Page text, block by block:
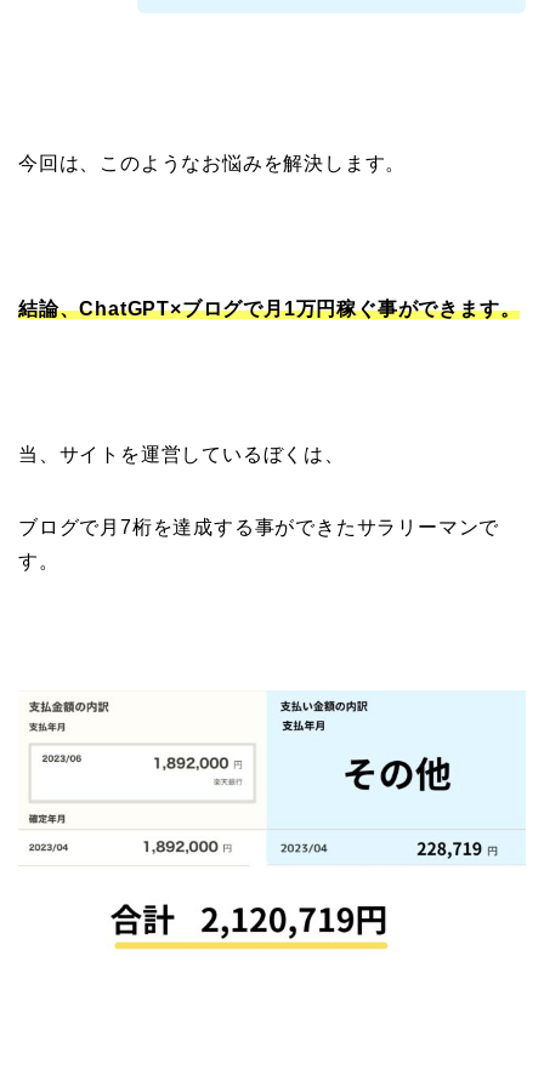
今回は、このようなお悩みを解決します。
結論、ChatGPT×ブログで月1万円稼ぐ事ができます。
当、サイトを運営しているぼくは、
ブログで月7桁を達成する事ができたサラリーマンで
す。